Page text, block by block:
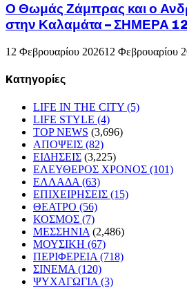
Ο Θωμάς Ζάμπρας και ο
στην Καλαμάτα – ΣΗΜΕΡΑ
12 Φεβρουαρίου 202612 Φεβρουαρίου
Kατηγορίες
LIFE IN THE CITY (5)
LIFE STYLE (4)
TOP NEWS (3,696)
ΑΠΟΨΕΙΣ (82)
ΕΙΔΗΣΕΙΣ (3,225)
ΕΛΕΥΘΕΡΟΣ ΧΡΟΝΟΣ (101)
ΕΛΛΑΔΑ (63)
ΕΠΙΧΕΙΡΗΣΕΙΣ (15)
ΘΕΑΤΡΟ (56)
ΚΟΣΜΟΣ (7)
ΜΕΣΣΗΝΙΑ (2,486)
ΜΟΥΣΙΚΗ (67)
ΠΕΡΙΦΕΡΕΙΑ (718)
ΣΙΝΕΜΑ (120)
ΨΥΧΑΓΩΓΙΑ (3)